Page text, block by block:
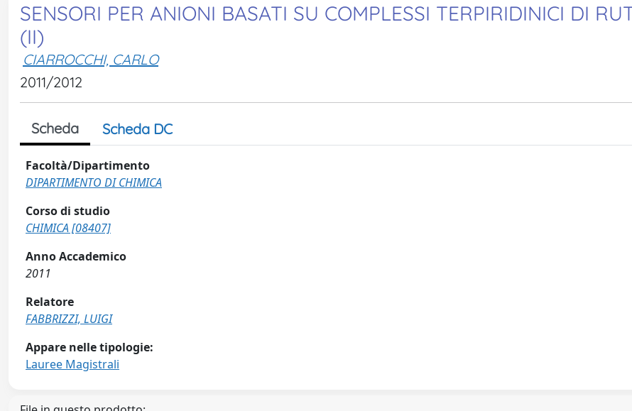
SENSORI PER ANIONI BASATI SU COMPLESSI TERPIRIDINICI DI
(II)
CIARROCCHI, CARLO
2011/2012
Scheda Scheda DC
Facoltà/Dipartimento
DIPARTIMENTO DI CHIMICA
Corso di studio
CHIMICA [08407]
Anno Accademico
2011
Relatore
FABBRIZZI, LUIGI
Appare nelle tipologie:
Lauree Magistrali